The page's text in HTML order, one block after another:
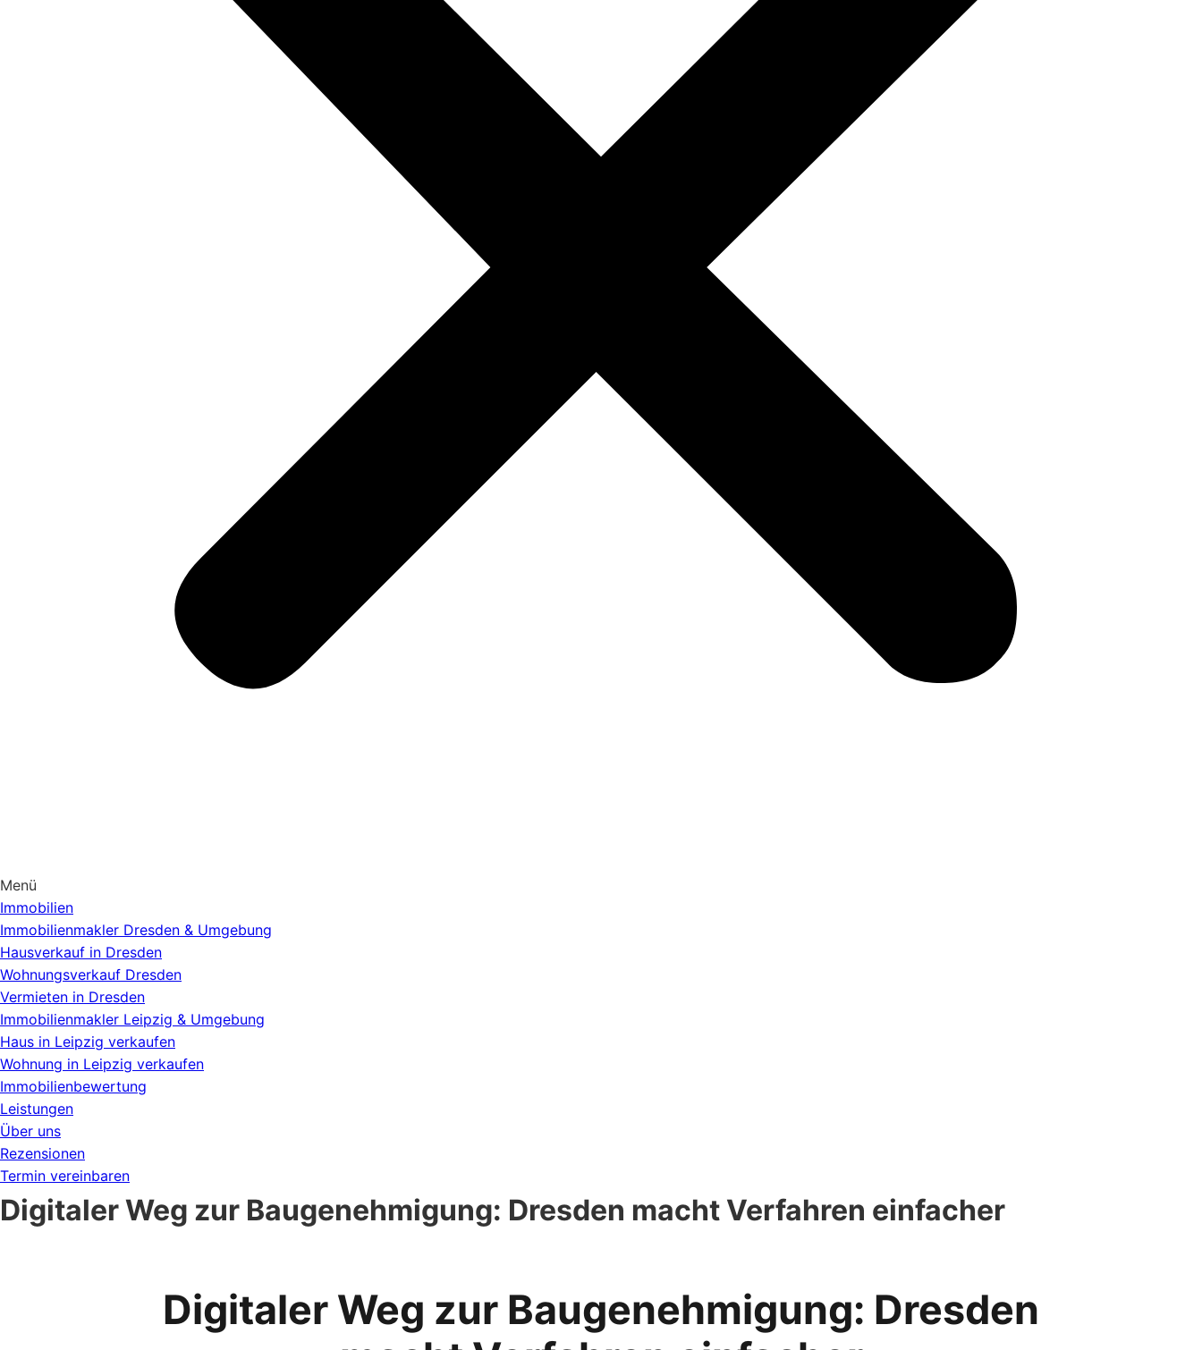
Menü
Immobilien
Immobilienmakler Dresden & Umgebung
Hausverkauf in Dresden
Wohnungsverkauf Dresden
Vermieten in Dresden
Immobilienmakler Leipzig & Umgebung
Haus in Leipzig verkaufen
Wohnung in Leipzig verkaufen
Immobilienbewertung
Leistungen
Über uns
Rezensionen
Termin vereinbaren
Digitaler Weg zur Baugenehmigung: Dresden macht Verfahren einfacher
Digitaler Weg zur Baugenehmigung: Dresden